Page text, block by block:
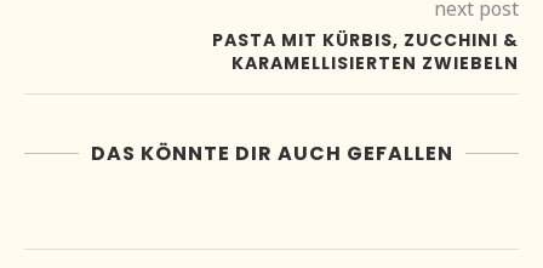
next post
PASTA MIT KÜRBIS, ZUCCHINI &
KARAMELLISIERTEN ZWIEBELN
DAS KÖNNTE DIR AUCH GEFALLEN